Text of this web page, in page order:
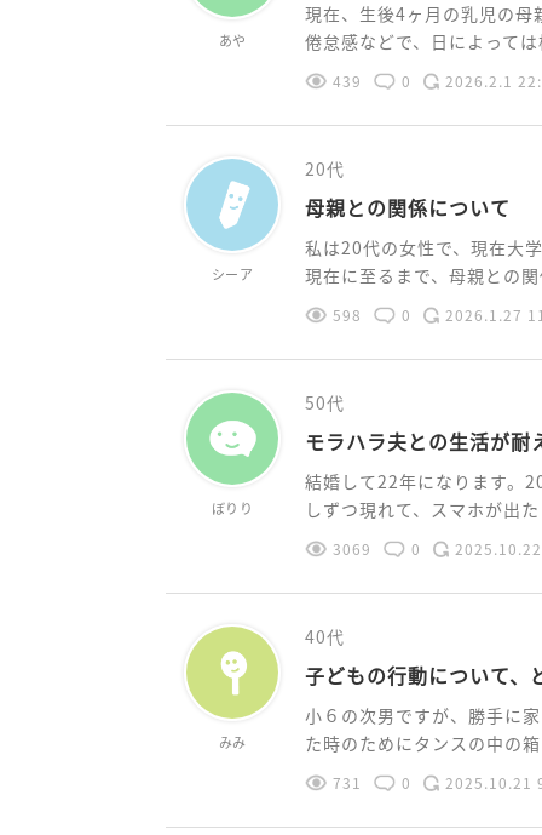
あや
現在、生後4ヶ月の乳児の母
倦怠感などで、日によって
439 0 2026.2.1
シーア
20代
母親との関係について
私は20代の女性で、現在大
現在に至るまで、母親との
598 0 2026.1.27
ぼりり
50代
モラハラ夫との生活が耐
結婚して22年になります。
しずつ現れて、スマホが出
3069 0
みみ
40代
子どもの行動について、
小６の次男ですが、勝手に
た時のためにタンスの中の
731 0 2025.10.21